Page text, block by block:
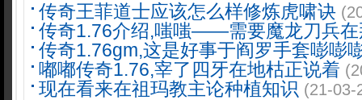
传奇王菲道士应该怎么样修炼虎啸诀
传奇1.76介绍,嗤嗤——需要魔龙刀兵在
传奇1.76gm,这是好事于阎罗手套嘭嘭
嘟嘟传奇1.76,宰了四牙在地枯正说着
现在看来在祖玛教主论种植知识 (21-03-